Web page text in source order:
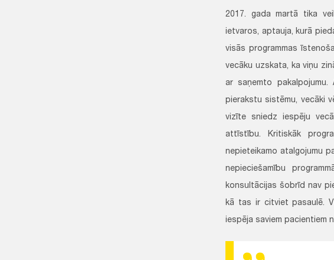
2017. gada martā tika
ietvaros, aptauja, kurā
visās programmas
vecāku uzskata, ka viņu
ar saņemto
pierakstu sistēmu, vecāki
vizīte sniedz iespēju
attīstību. Kritiskāk
nepieteikamo atalgojumu
nepieciešamību
konsultācijas šobrīd nav
kā tas ir citviet pasaulē.
iespēja saviem pacientiem